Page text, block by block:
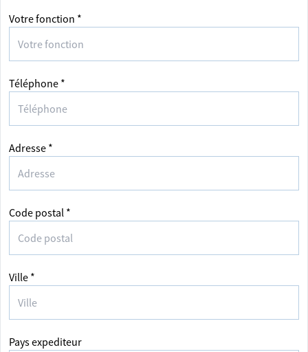
Votre fonction *
Téléphone *
Adresse *
Code postal *
Ville *
Pays expediteur